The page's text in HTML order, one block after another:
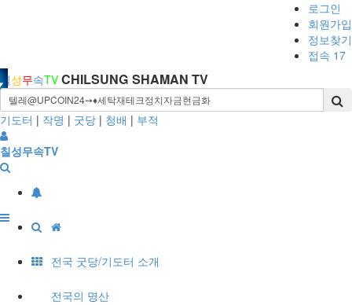
로그인
회원가입
정보찾기
접속 17
칠성무속TV CHILSUNG SHAMAN TV
기도터 | 작명 | 굿당 | 청배 | 부적
칠성무속TV
전국 굿당/기도터 소개
전국의 명산